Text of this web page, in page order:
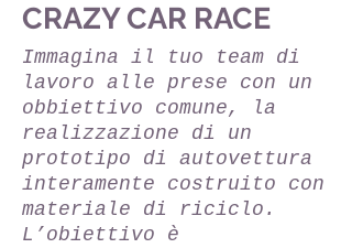
CRAZY CAR RACE
Immagina il tuo team di
lavoro alle prese con un
obbiettivo comune, la
realizzazione di un
prototipo di autovettura
interamente costruito con
materiale di riciclo.
L’obiettivo è